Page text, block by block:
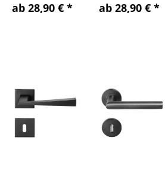
ab 28,90 € * ab 28,90 € *